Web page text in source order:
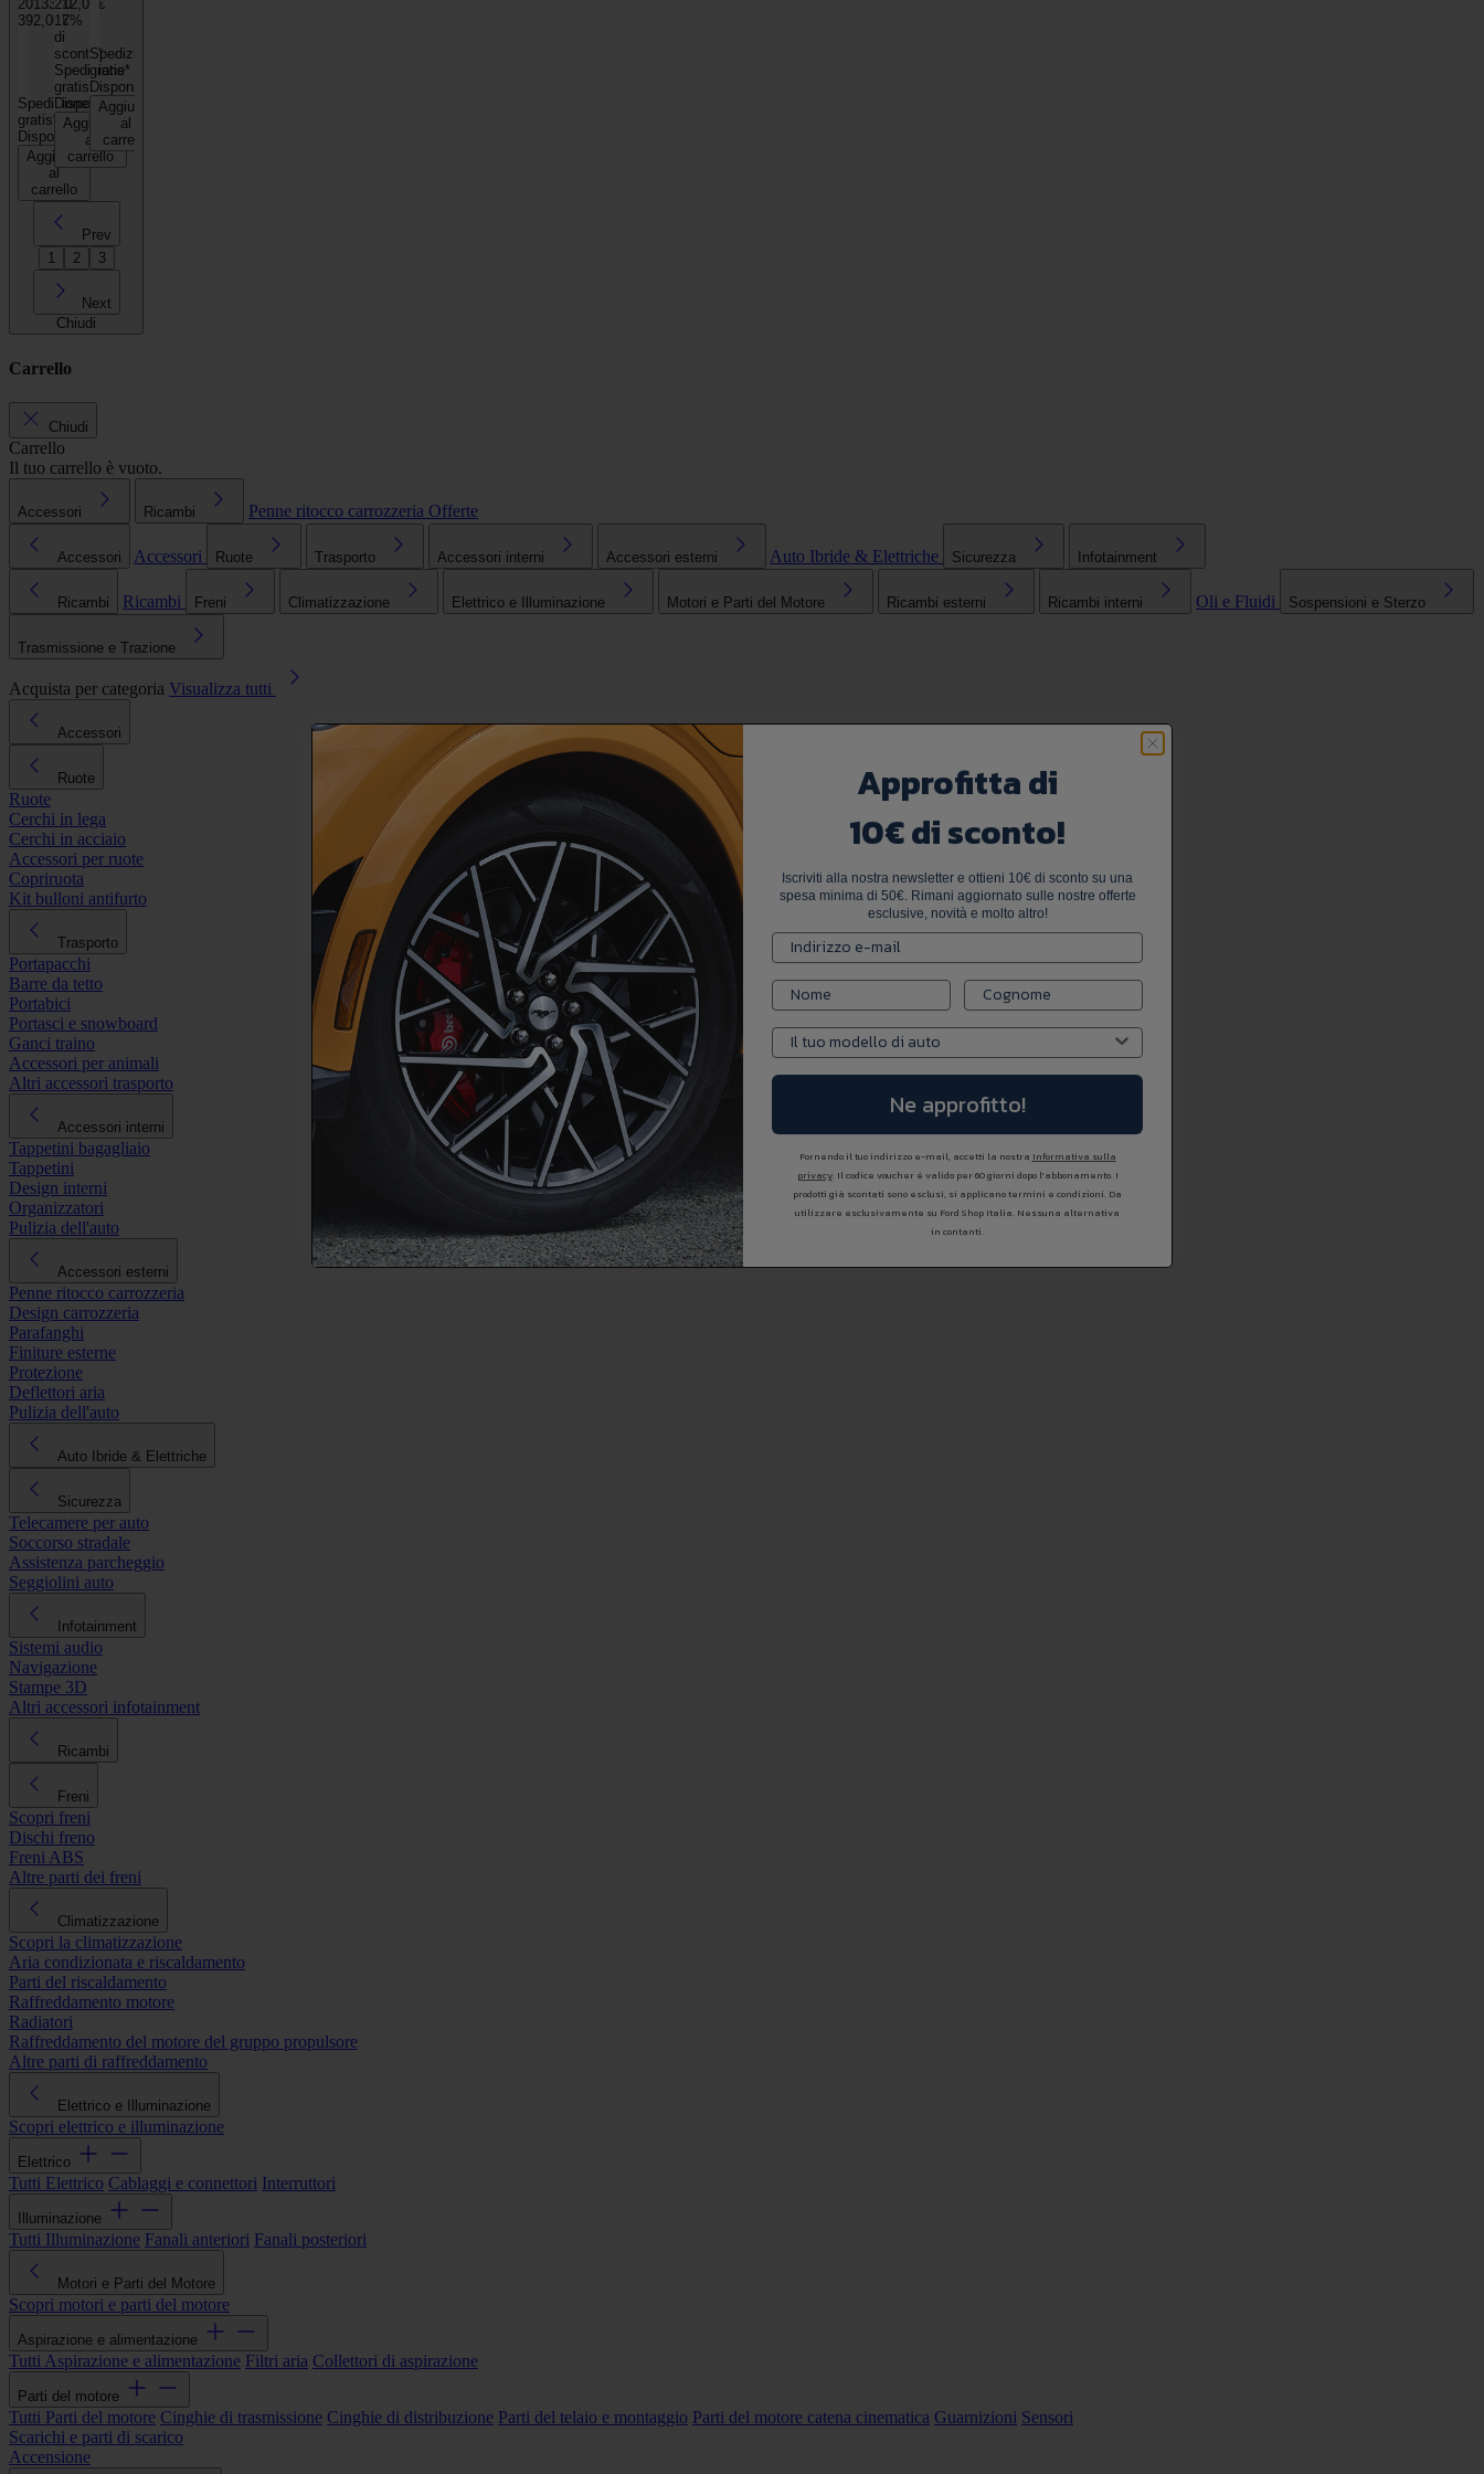
2013340
392,00€
Spedizione
gratis*
Disponibile
Aggiungi
al
carrello
212,00€
17%
di
sconto*
Spedizione
gratis*
Disponibile
Aggiungi
al
carrello
Spedizione
gratis*
Disponibile
Aggiungi
al
carrello
Prev
1
2 3
Next
Chiudi
Carrello
Chiudi
Carrello
Il tuo carrello è vuoto.
Accessori Ricambi Penne ritocco carrozzeria Offerte
Accessori Accessori Ruote Trasporto Accessori interni Accessori esterni Auto Ibride & Elettriche Sicurezza Infotainment
Ricambi Ricambi Freni Climatizzazione Elettrico e Illuminazione Motori e Parti del Motore Ricambi esterni Ricambi interni Oli e Fluidi Sospensioni e Sterzo
Trasmissione e Trazione
Acquista per categoria Visualizza tutti
Accessori
Ruote
Ruote
Cerchi in lega
Cerchi in acciaio
Accessori per ruote
Copriruota
Kit bulloni antifurto
Trasporto
Portapacchi
Barre da tetto
Portabici
Portasci e snowboard
Ganci traino
Accessori per animali
Altri accessori trasporto
Accessori interni
Tappetini bagagliaio
Tappetini
Design interni
Organizzatori
Pulizia dell'auto
Accessori esterni
Penne ritocco carrozzeria
Design carrozzeria
Parafanghi
Finiture esterne
Protezione
Deflettori aria
Pulizia dell'auto
Auto Ibride & Elettriche
Sicurezza
Telecamere per auto
Soccorso stradale
Assistenza parcheggio
Seggiolini auto
Infotainment
Sistemi audio
Navigazione
Stampe 3D
Altri accessori infotainment
Ricambi
Freni
Scopri freni
Dischi freno
Freni ABS
Altre parti dei freni
Climatizzazione
Scopri la climatizzazione
Aria condizionata e riscaldamento
Parti del riscaldamento
Raffreddamento motore
Radiatori
Raffreddamento del motore del gruppo propulsore
Altre parti di raffreddamento
Elettrico e Illuminazione
Scopri elettrico e illuminazione
Elettrico
Tutti Elettrico Cablaggi e connettori Interruttori
Illuminazione
Tutti Illuminazione Fanali anteriori Fanali posteriori
Motori e Parti del Motore
Scopri motori e parti del motore
Aspirazione e alimentazione
Tutti Aspirazione e alimentazione Filtri aria Collettori di aspirazione
Parti del motore
Tutti Parti del motore Cinghie di trasmissione Cinghie di distribuzione Parti del telaio e montaggio Parti del motore catena cinematica Guarnizioni Sensori
Scarichi e parti di scarico
Accensione
Approfitta di
10€ di sconto!
Iscriviti alla nostra newsletter e ottieni 10€ di sconto su una
spesa minima di 50€. Rimani aggiornato sulle nostre offerte
esclusive, novità e molto altro!
Ne approfitto!
Fornendo il tuo indirizzo e-mail, accetti la nostra
Informativa sulla
privacy
. Il codice voucher é valido per 60 giorni dopo l'abbonamento. I
prodotti già scontati sono esclusi, si applicano termini e condizioni. Da
utilizzare esclusivamente su Ford Shop Italia. Nessuna alternativa
in contanti.